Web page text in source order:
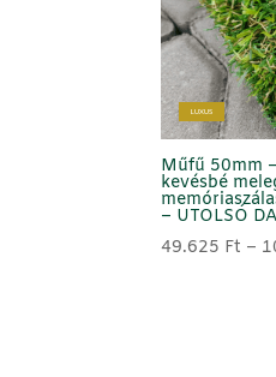
LUXUS
Műfű 50mm
kevésbé
– UTOLSÓ
49.625 Ft –